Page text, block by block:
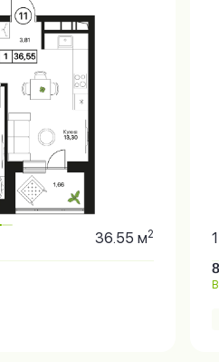
36.55 м2